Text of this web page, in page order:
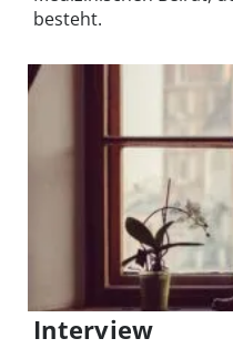
besteht.
Interview